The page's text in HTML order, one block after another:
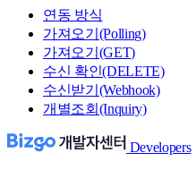
연동 방식
가져오기(Polling)
가져오기(GET)
수신 확인(DELETE)
수신받기(Webhook)
개별조회(Inquiry)
Developers